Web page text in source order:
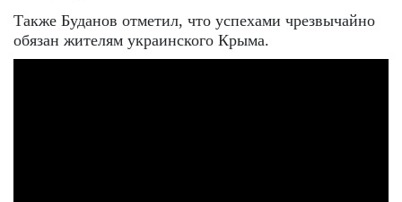
Также Буданов отметил, что успехами чрезвычайно
обязан жителям украинского Крыма.